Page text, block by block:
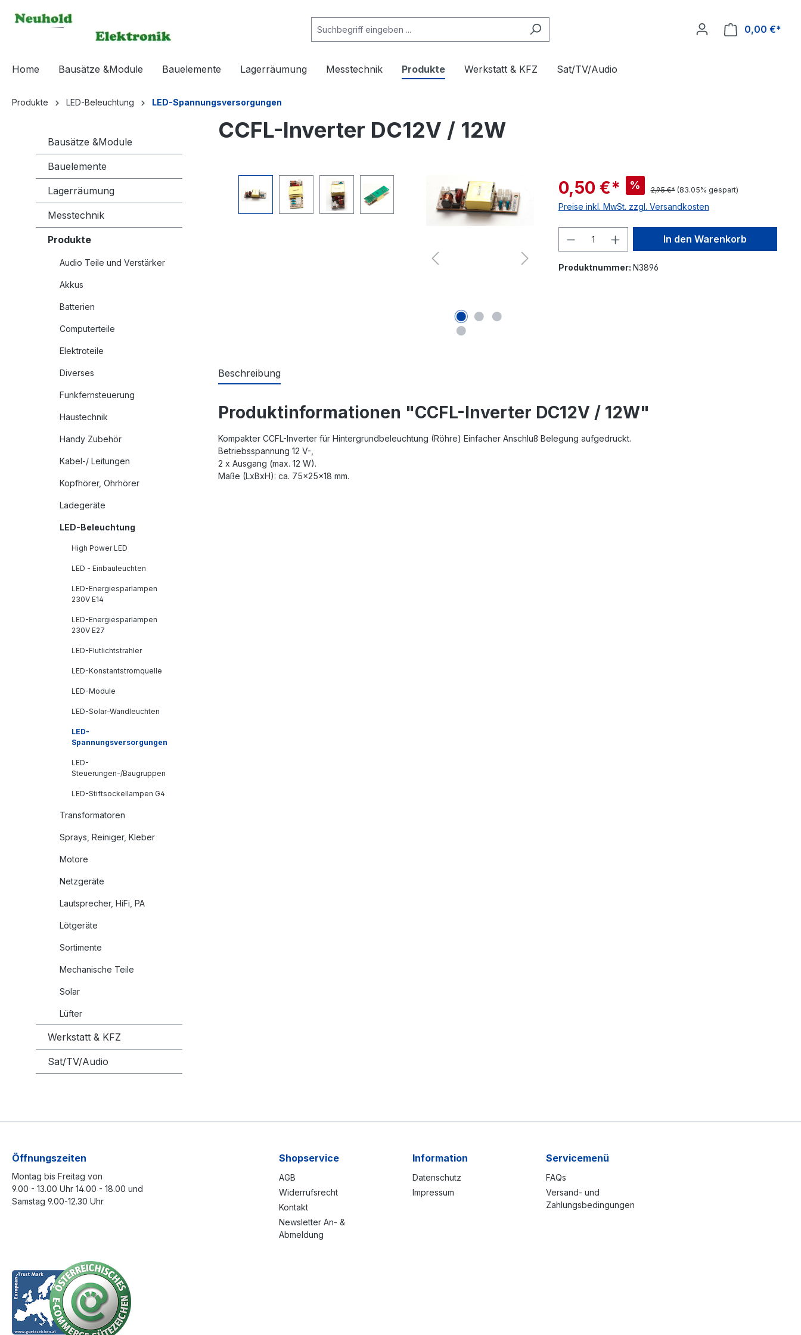
Zur Hauptnavigation springen
0,00 €*
Home Bausätze &Module Bauelemente Lagerräumung Messtechnik Produkte Werkstatt & KFZ Sat/TV/Audio
Produkte LED-Beleuchtung LED-Spannungsversorgungen
Bausätze &Module
Bauelemente
Lagerräumung
Messtechnik
Produkte
Audio Teile und Verstärker
Akkus
Batterien
Computerteile
Elektroteile
Diverses
Funkfernsteuerung
Haustechnik
Handy Zubehör
Kabel-/ Leitungen
Kopfhörer, Ohrhörer
Ladegeräte
LED-Beleuchtung
High Power LED
LED - Einbauleuchten
LED-Energiesparlampen
230V E14
LED-Energiesparlampen
230V E27
LED-Flutlichtstrahler
LED-Konstantstromquelle
LED-Module
LED-Solar-Wandleuchten
LED-
Spannungsversorgungen
LED-
Steuerungen-/Baugruppen
LED-Stiftsockellampen G4
Transformatoren
Sprays, Reiniger, Kleber
Motore
Netzgeräte
Lautsprecher, HiFi, PA
Lötgeräte
Sortimente
Mechanische Teile
Solar
Lüfter
Werkstatt & KFZ
Sat/TV/Audio
CCFL-Inverter DC12V / 12W
Bildergalerie überspringen 0,50 €* % 2,95 €* (83.05% gespart)
Preise inkl. MwSt. zzgl. Versandkosten
Produkt Anzahl: Gib den
In den Warenkorb
Produktnummer: N3896
Beschreibung
Produktinformationen "CCFL-Inverter DC12V / 12W"
Kompakter CCFL-Inverter für Hintergrundbeleuchtung (Röhre) Einfacher Anschluß Belegung aufgedruckt.
Betriebsspannung 12 V-,
2 x Ausgang (max. 12 W).
Maße (LxBxH): ca. 75x25x18 mm.
Öffnungszeiten
Montag bis Freitag von
9.00 - 13.00 Uhr 14.00 - 18.00 und
Samstag 9.00-12.30 Uhr
Shopservice
AGB
Widerrufsrecht
Kontakt
Newsletter An- &
Abmeldung
Information
Datenschutz
Impressum
Servicemenü
FAQs
Versand- und
Zahlungsbedingungen